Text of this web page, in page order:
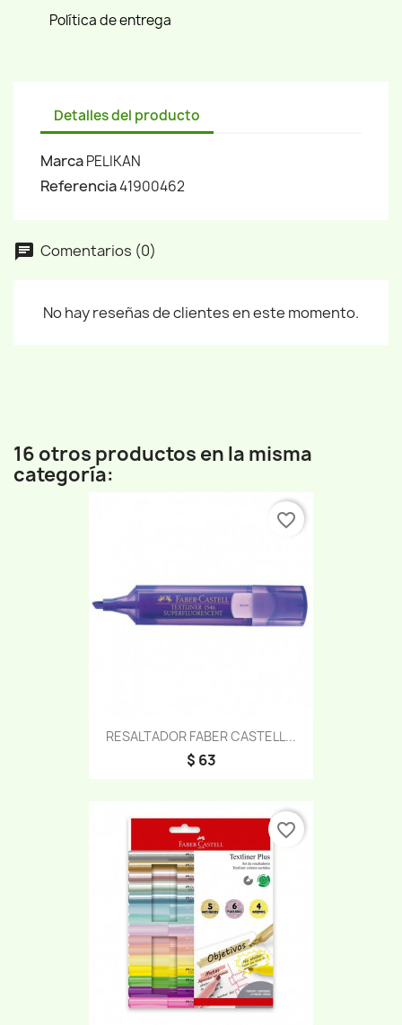
Política de entrega
Detalles del producto
MarcaPELIKAN
Referencia41900462
Comentarios (0)
No hay reseñas de clientes en este momento.
16 otros productos en la misma
categoría:
RESALTADOR FABER CASTELL...
$ 63
favorite_border
favorite_border